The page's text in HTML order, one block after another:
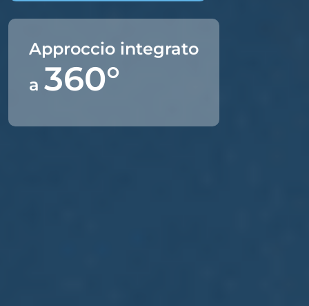
Approccio integrato
a 360°